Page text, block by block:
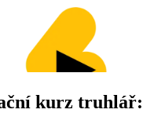
kurz truhlář: